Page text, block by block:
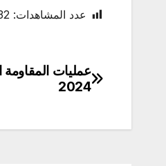
عدد المشاهدات:
تصفّح
2024